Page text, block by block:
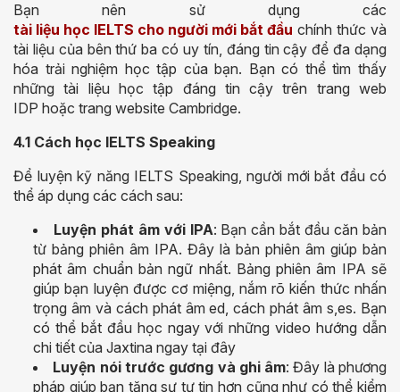
Bạn nên sử dụng các
tài liệu học IELTS cho người mới bắt đầu chính thức và
tài liệu của bên thứ ba có uy tín, đáng tin cậy để đa dạng
hóa trải nghiệm học tập của bạn. Bạn có thể tìm thấy
những tài liệu học tập đáng tin cậy trên trang web
IDP hoặc trang website Cambridge.
4.1 Cách học IELTS Speaking
Để luyện kỹ năng IELTS Speaking, người mới bắt đầu có
thể áp dụng các cách sau:
Luyện phát âm với IPA: Bạn cần bắt đầu căn bản
từ bảng phiên âm IPA. Đây là bản phiên âm giúp bản
phát âm chuẩn bản ngữ nhất. Bảng phiên âm IPA sẽ
giúp bạn luyện được cơ miệng, nắm rõ kiến thức nhấn
trọng âm và cách phát âm ed, cách phát âm s,es. Bạn
có thể bắt đầu học ngay với những video hướng dẫn
chi tiết của Jaxtina ngay tại đây
Luyện nói trước gương và ghi âm: Đây là phương
pháp giúp bạn tăng sự tự tin hơn cũng như có thể kiểm